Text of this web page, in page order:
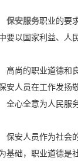
保安服务职业的要
要以国家利益、人
尚的职业道德和良
安人员在工作发扬
心全意为人民服务
安人员作为社会的
基础，职业道德是